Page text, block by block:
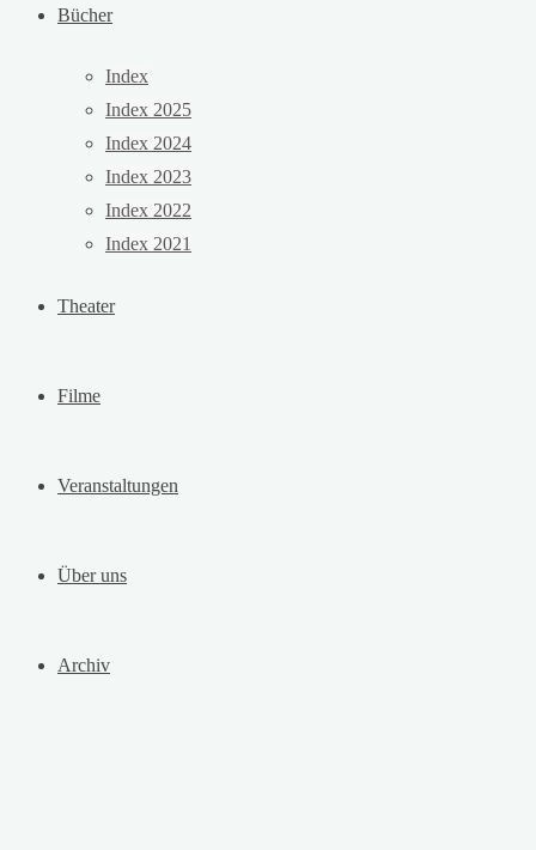
Bücher
Index
Index 2025
Index 2024
Index 2023
Index 2022
Index 2021
Theater
Filme
Veranstaltungen
Über uns
Archiv